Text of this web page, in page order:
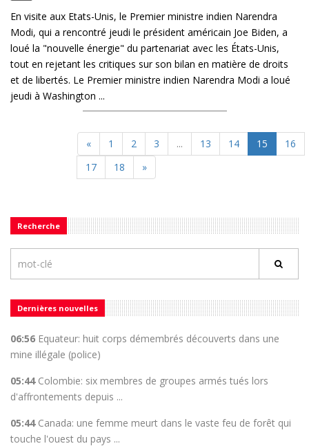
En visite aux Etats-Unis, le Premier ministre indien Narendra
Modi, qui a rencontré jeudi le président américain Joe Biden, a
loué la "nouvelle énergie" du partenariat avec les États-Unis,
tout en rejetant les critiques sur son bilan en matière de droits
et de libertés. Le Premier ministre indien Narendra Modi a loué
jeudi à Washington ...
« 1 2 3 ... 13 14 15
16
17
18 »
Recherche
Dernières nouvelles
06:56 Equateur: huit corps démembrés découverts dans une
mine illégale (police)
05:44 Colombie: six membres de groupes armés tués lors
d'affrontements depuis ...
05:44 Canada: une femme meurt dans le vaste feu de forêt qui
touche l'ouest du pays ...